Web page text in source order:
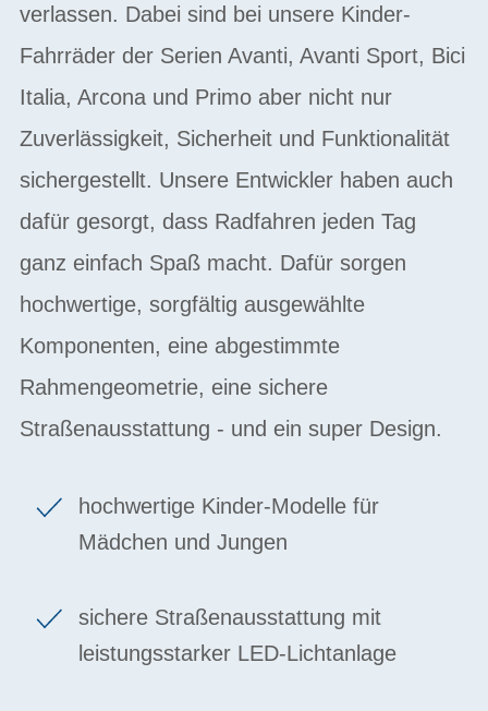
verlassen. Dabei sind bei unsere Kinder-
Fahrräder der Serien Avanti, Avanti Sport, Bici
Italia, Arcona und Primo aber nicht nur
Zuverlässigkeit, Sicherheit und Funktionalität
sichergestellt. Unsere Entwickler haben auch
dafür gesorgt, dass Radfahren jeden Tag
ganz einfach Spaß macht. Dafür sorgen
hochwertige, sorgfältig ausgewählte
Komponenten, eine abgestimmte
Rahmengeometrie, eine sichere
Straßenausstattung - und ein super Design.
hochwertige Kinder-Modelle für
Mädchen und Jungen
sichere Straßenausstattung mit
leistungsstarker LED-Lichtanlage